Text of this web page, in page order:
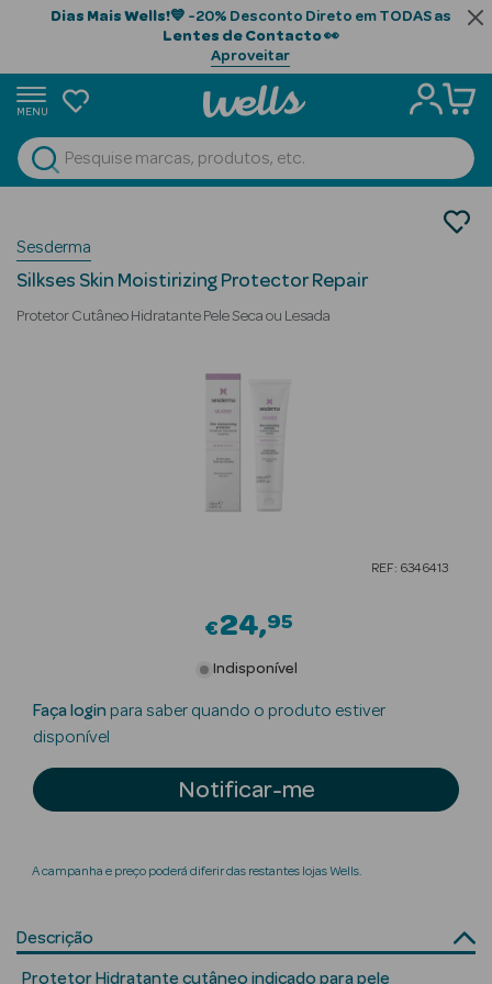
Dias Mais Wells!💙 -20% Desconto Direto em TODAS as
Lentes de Contacto👀
Aproveitar
MENU
Ver Tudo
Beauty Season
Cabelo
Profissional
Beauty Season
Maquilhagem
Luxo
Beauty Season
Cosmética Corpo
Hidratantes
Sesderma
Silkses Skin Moistirizing Protector Repair
Protetor Cutâneo Hidratante Pele Seca ou Lesada
REF: 6346413
€24 95
Indisponível
Faça login para saber quando o produto estiver
disponível
Notificar-me
A campanha e preço poderá diferir das restantes lojas Wells.
Descrição
Protetor Hidratante cutâneo indicado para pele